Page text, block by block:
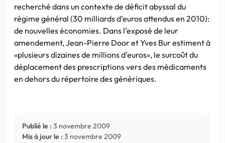
recherché dans un contexte de déficit abyssal du
régime général (30 milliards d’euros attendus en 2010):
de nouvelles économies. Dans l’exposé de leur
amendement, Jean-Pierre Door et Yves Bur estiment à
«plusieurs dizaines de millions d’euros», le surcoût du
déplacement des prescriptions vers des médicaments
en dehors du répertoire des génériques.
Publié le : 3 novembre 2009
Mis à jour le : 3 novembre 2009